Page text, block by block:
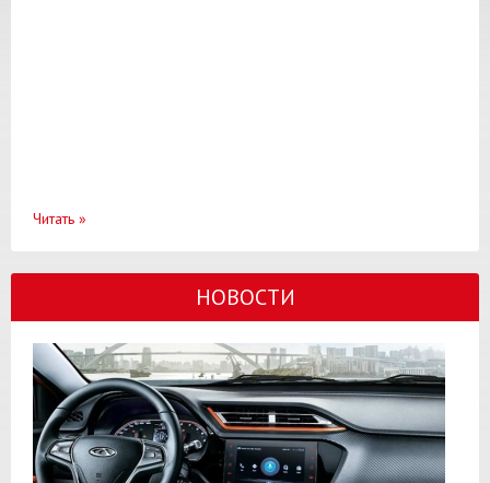
Читать »
НОВОСТИ